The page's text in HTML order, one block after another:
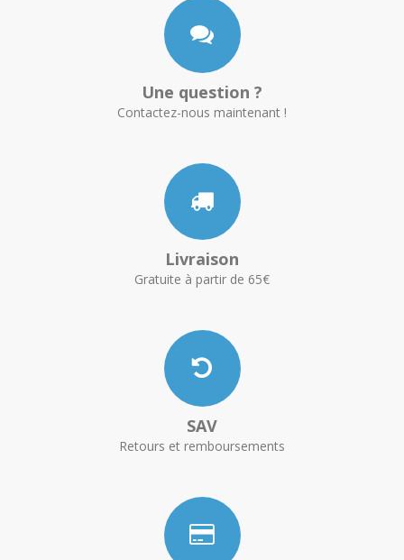
Une question ?
Contactez-nous maintenant !
Livraison
Gratuite à partir de 65€
SAV
Retours et remboursements